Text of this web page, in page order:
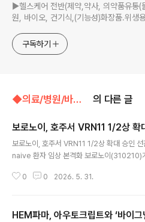
▶헬스케어 전반(제약,약사, 의약품유통(
원, 바이오, 건기식,(기능성)화장품.위생용
jp11222@naver.com
구독하기
◆의료/병원/바이오벤처/◁바이오벤처,의료기기 의 다른 글
보로노이, 호주서 VRN11 1/2상 확
보로노이, 호주서 VRN11 1/2상 확대 승인 선
naive 환자 임상 본격화 보로노이(310210)
고 있다. 보로노이는 최근 호주 인체연구윤리
nt-naive) EGFR 변이 비소세포폐암
0 0 2026. 5. 31.
HEM파마, 아우토크립트와 ‘바이그